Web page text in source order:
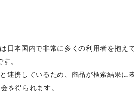
日本国内で非常に多くの利用者を抱
。
連携しているため、商品が検索結果
を得られます。